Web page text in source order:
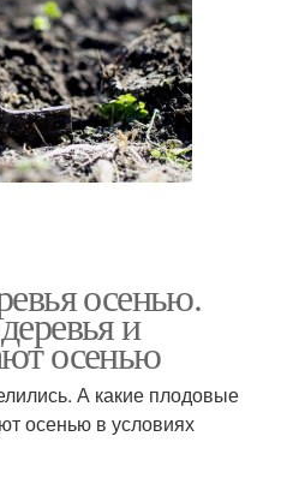
осенью.
и
осенью
А какие плодовые
осенью в условиях